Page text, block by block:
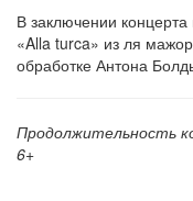
В заключении
«Alla turca» из ля
обработке Антона
Продолжительность
6+